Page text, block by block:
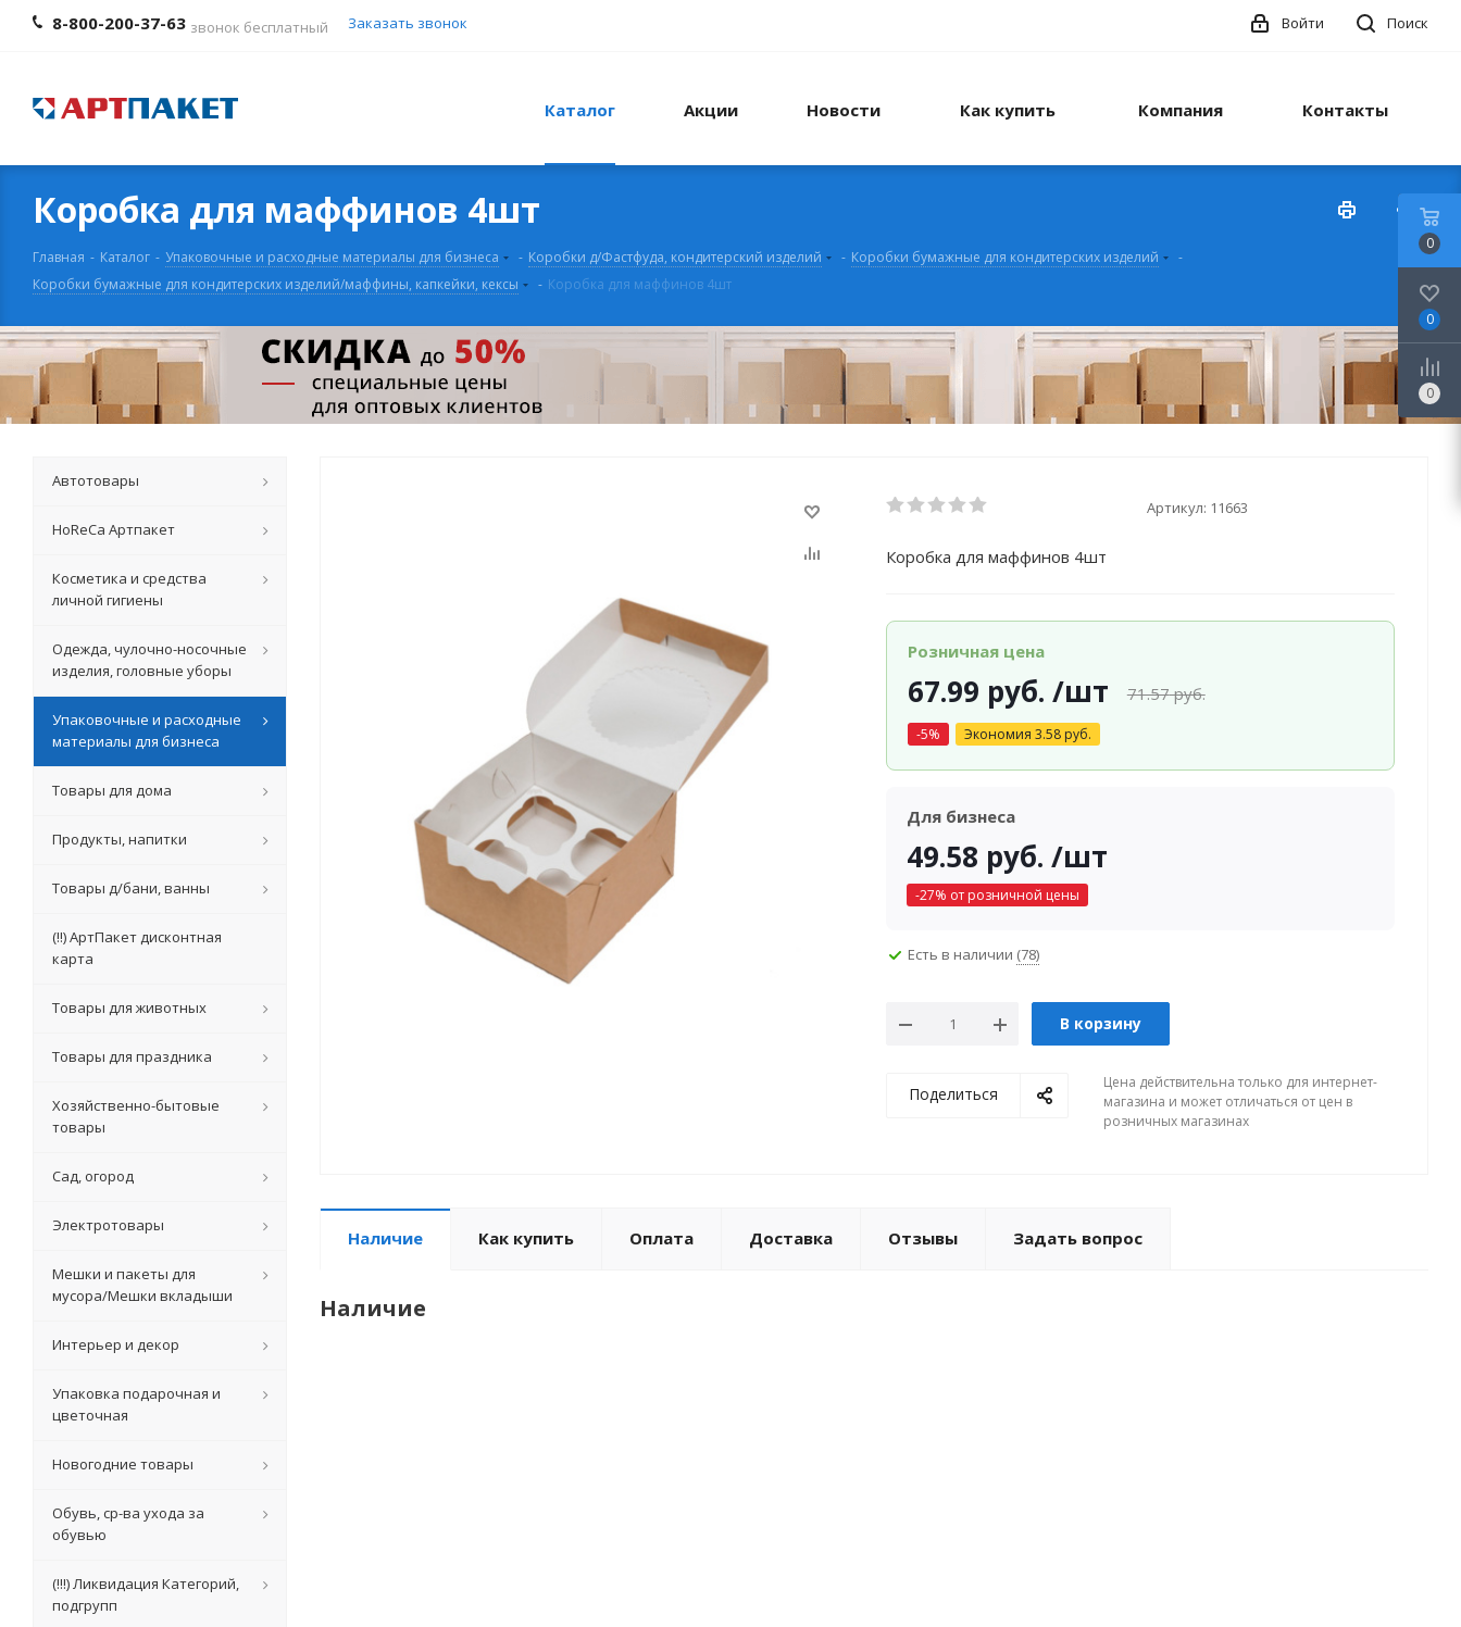
8-800-200-37-63 звонок бесплатный Заказать звонок Поиск
Войти
Каталог Акции Новости Как купить Компания Контакты
Коробка для маффинов 4шт
Главная - Каталог - Упаковочные и расходные материалы для бизнеса - Коробки д/Фастфуда, кондитерский изделий - Коробки бумажные для кондитерских изделий
-
Коробки бумажные для кондитерских изделий/маффины, капкейки, кексы
- Коробка для маффинов 4шт
Артикул: 11663
Коробка для маффинов 4шт
Розничная цена
67.99 руб. /шт 71.57руб.
-5% Экономия 3.58руб.
Для бизнеса
49.58 руб. /шт
-27% от розничной цены
Есть в наличии (78)
В корзину
Поделиться
Цена действительна только для интернет-
магазина и может отличаться от цен в
розничных магазинах
Наличие Как купить Оплата Доставка Отзывы Задать вопрос
Наличие
Автотовары
HoReCa Артпакет
Косметика и средства
личной гигиены
Одежда, чулочно-носочные
изделия, головные уборы
Упаковочные и расходные
материалы для бизнеса
Товары для дома
Продукты, напитки
Товары д/бани, ванны
(!!) АртПакет дисконтная
карта
Товары для животных
Товары для праздника
Хозяйственно-бытовые
товары
Сад, огород
Электротовары
Мешки и пакеты для
мусора/Мешки вкладыши
Интерьер и декор
Упаковка подарочная и
цветочная
Новогодние товары
Обувь, ср-ва ухода за
обувью
(!!!) Ликвидация Категорий,
подгрупп
0
0
0